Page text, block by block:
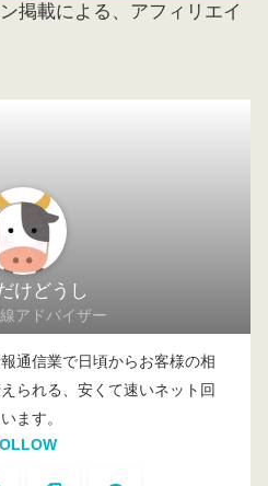
掲載による、アフィリエイ
けどうし
アドバイザー
通信業で日頃からお客様の相
られる、安くて速いネット回
ます。